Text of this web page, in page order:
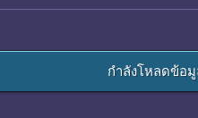
กำลังโหลดข้อมู